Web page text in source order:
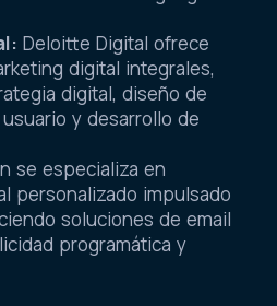
Deloitte Digital ofrece
digital integrales,
digital, diseño de
y desarrollo de
se especializa en
personalizado impulsado
soluciones de email
programática y